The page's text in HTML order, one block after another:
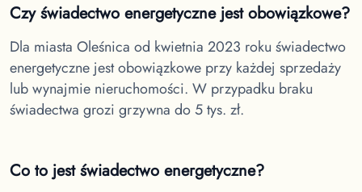
Czy świadectwo energetyczne jest obowiązkowe?
Dla miasta Oleśnica od kwietnia 2023 roku świadectwo
energetyczne jest obowiązkowe przy każdej sprzedaży
lub wynajmie nieruchomości. W przypadku braku
świadectwa grozi grzywna do 5 tys. zł.
Co to jest świadectwo energetyczne?